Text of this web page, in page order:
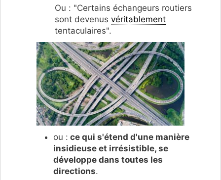
Ou : "Certains échangeurs routiers
sont devenus véritablement
tentaculaires".
ou : ce qui s'étend d'une manière
insidieuse et irrésistible, se
développe dans toutes les
directions.